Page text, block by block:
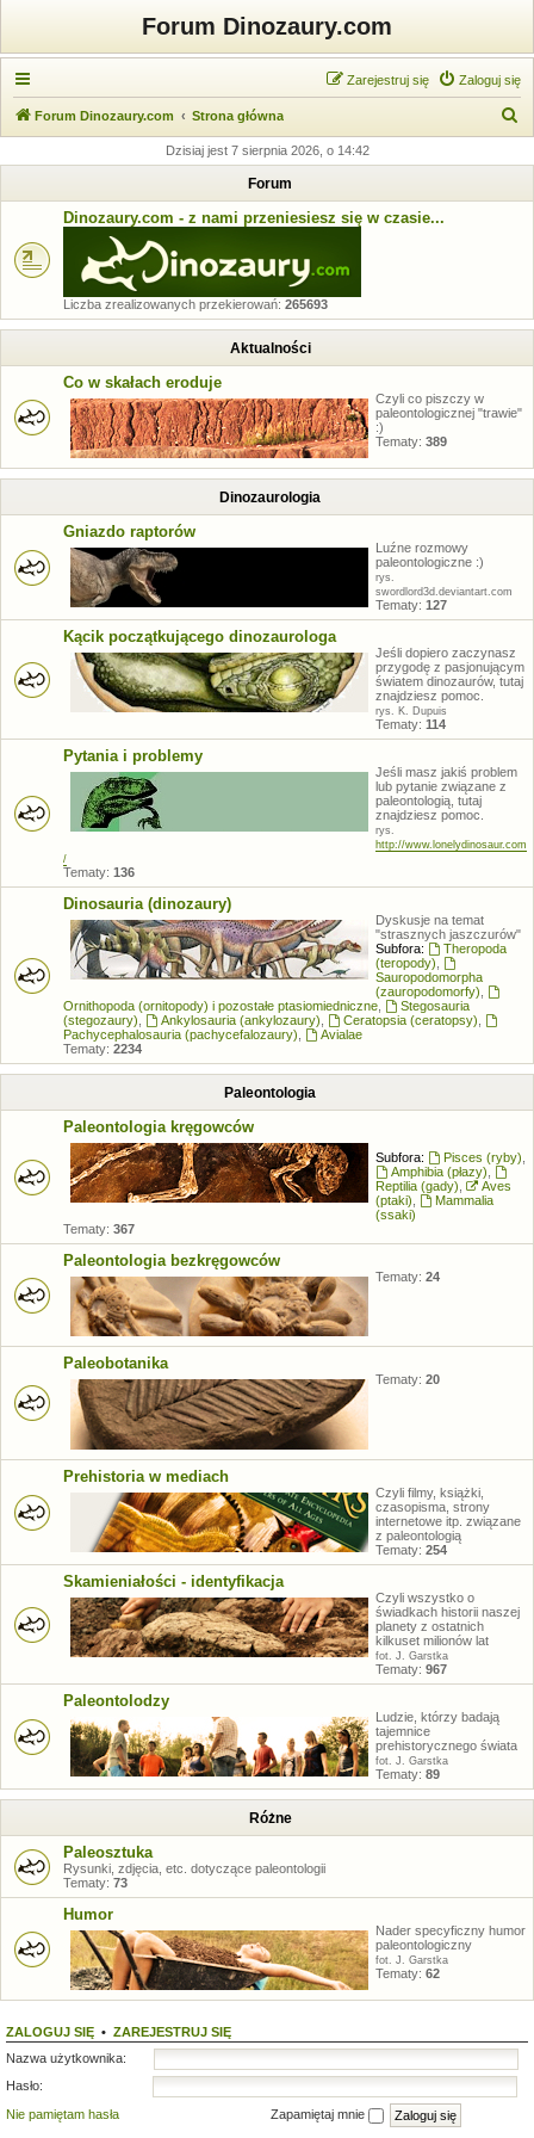
Forum Dinozaury.com
Zaloguj się
Zarejestruj się
Forum Dinozaury.com Strona główna
k
Dzisiaj jest 7 sierpnia 2026, o 14:42
Forum
Dinozaury.com - z nami przeniesiesz się w czasie...
Liczba zrealizowanych przekierowań: 265693
Aktualności
Co w skałach eroduje
Czyli co piszczy w
paleontologicznej "trawie"
:)
Tematy: 389
Dinozaurologia
Gniazdo raptorów
Luźne rozmowy
paleontologiczne :)
rys.
swordlord3d.deviantart.com
Tematy: 127
Kącik początkującego dinozaurologa
Jeśli dopiero zaczynasz
przygodę z pasjonującym
światem dinozaurów, tutaj
znajdziesz pomoc.
rys. K. Dupuis
Tematy: 114
Pytania i problemy
Jeśli masz jakiś problem
lub pytanie związane z
paleontologią, tutaj
znajdziesz pomoc.
rys.
http://www.lonelydinosaur.com
/
Tematy: 136
Dinosauria (dinozaury)
Dyskusje na temat
"strasznych jaszczurów"
Subfora:
Theropoda
(teropody)
Sauropodomorpha
(zauropodomorfy)
Ornithopoda (ornitopody) i pozostałe ptasiomiedniczne
Stegosauria
(stegozaury)
Ankylosauria (ankylozaury) Ceratopsia (ceratopsy)
Pachycephalosauria (pachycefalozaury)
Avialae
Tematy: 2234
Paleontologia
Paleontologia kręgowców
Subfora: Pisces (ryby)
Amphibia (płazy)
Reptilia (gady)
Aves
(ptaki)
Mammalia
(ssaki)
Tematy: 367
Paleontologia bezkręgowców
Tematy: 24
Paleobotanika
Tematy: 20
Prehistoria w mediach
Czyli filmy, książki,
czasopisma, strony
internetowe itp. związane
z paleontologią
Tematy: 254
Skamieniałości - identyfikacja
Czyli wszystko o
świadkach historii naszej
planety z ostatnich
kilkuset milionów lat
fot. J. Garstka
Tematy: 967
Paleontolodzy
Ludzie, którzy badają
tajemnice
prehistorycznego świata
fot. J. Garstka
Tematy: 89
Różne
Paleosztuka
Rysunki, zdjęcia, etc. dotyczące paleontologii
Tematy: 73
Humor
Nader specyficzny humor
paleontologiczny
fot. J. Garstka
Tematy: 62
ZALOGUJ SIĘ • ZAREJESTRUJ SIĘ
Nazwa użytkownika:
Hasło:
Nie pamiętam hasła
Zapamiętaj mnie